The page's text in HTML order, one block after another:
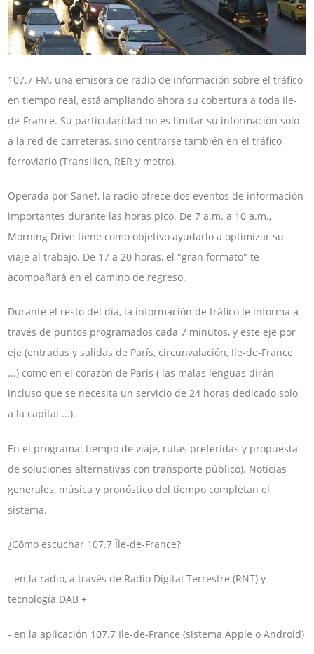
107.7 FM, una emisora ​​de radio de información sobre el tráfico
en tiempo real, está ampliando ahora su cobertura a toda Ile-
de-France. Su particularidad no es limitar su información solo
a la red de carreteras, sino centrarse también en el tráfico
ferroviario (Transilien, RER y metro).
Operada por Sanef, la radio ofrece dos eventos de información
importantes durante las horas pico. De 7 a.m. a 10 a.m.,
Morning Drive tiene como objetivo ayudarlo a optimizar su
viaje al trabajo. De 17 a 20 horas, el "gran formato" te
acompañará en el camino de regreso.
Durante el resto del día, la información de tráfico le informa a
través de puntos programados cada 7 minutos, y este eje por
eje (entradas y salidas de París, circunvalación, Ile-de-France
...) como en el corazón de París ( las malas lenguas dirán
incluso que se necesita un servicio de 24 horas dedicado solo
a la capital ...).
En el programa: tiempo de viaje, rutas preferidas y propuesta
de soluciones alternativas con transporte público). Noticias
generales, música y pronóstico del tiempo completan el
sistema.
¿Cómo escuchar 107.7 Île-de-France?
- en la radio, a través de Radio Digital Terrestre (RNT) y
tecnología DAB +
- en la aplicación 107.7 Ile-de-France (sistema Apple o Android)